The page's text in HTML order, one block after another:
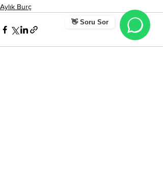
👋 Soru Sor
Aylık Burç